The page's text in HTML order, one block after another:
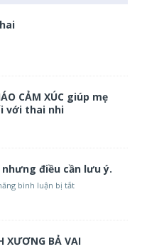
CẢM XÚC giúp mẹ
với thai nhi
điều cần lưu ý.
bình luận bị tắt
XƯƠNG BẢ VAI